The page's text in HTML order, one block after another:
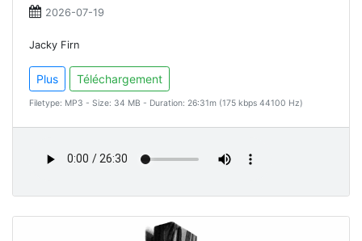
2026-07-19
Jacky Firn
Plus Téléchargement
Filetype: MP3 - Size: 34 MB - Duration: 26:31m (175 kbps 44100 Hz)